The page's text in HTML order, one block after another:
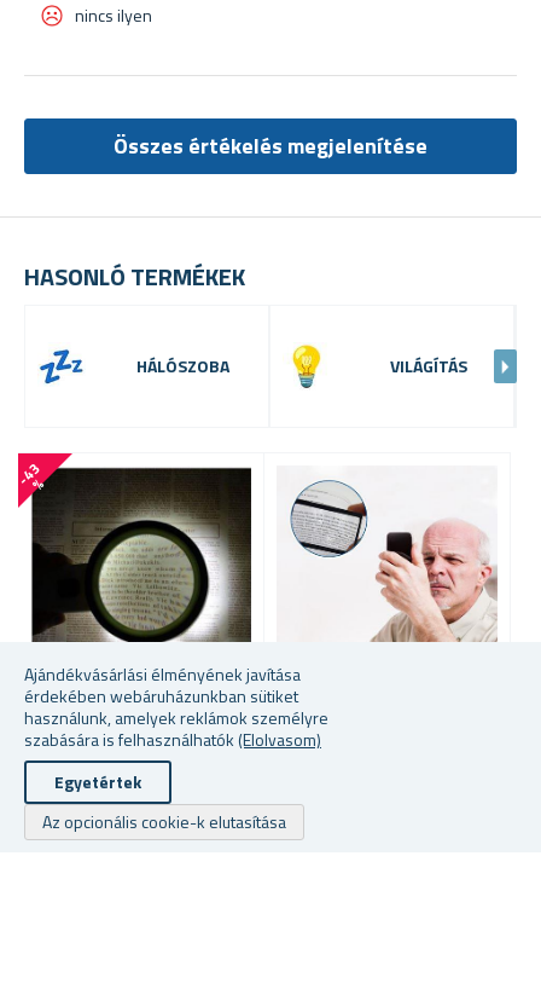
Ajándékvásárlási élményének javítása
érdekében webáruházunkban sütiket
használunk, amelyek reklámok személyre
szabására is felhasználhatók (Elolvasom)
Egyetértek
Az opcionális cookie-k elutasítása
HASONLÓ TERMÉKEK
HÁLÓSZOBA VILÁGÍTÁS
-
4
3
%
NAGYÍTÓ VILÁGÍTÁSSAL
★★★★★
★★★★★
ZSEBNAGYÍTÓ
★
★
nincs ilyen
Összes értékelés megjelenítése